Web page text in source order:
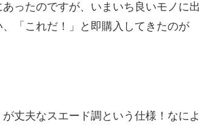
ったのですが、いまいち良いモノに出
「これだ！」と即購入してきたのが
丈夫なスエード調という仕様！なによ